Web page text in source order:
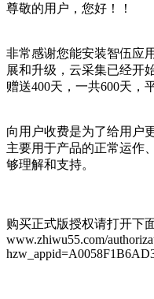
尊敬的用户，您好！！
非常感谢您能安装智伍应
展和升级，云采集已经开
赠送400天，一共600天，
向用户收费是为了给用户
主要用于产品的正常运作
够理解和支持。
购买正式版授权请打开下
www.zhiwu55.com/